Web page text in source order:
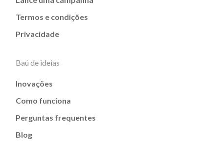
Termos e condições
Privacidade
Baú de ideias
Inovações
Como funciona
Perguntas frequentes
Blog